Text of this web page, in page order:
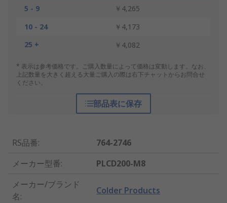
5 - 9
￥4,265
10 - 24
￥4,173
25 +
￥4,082
* 表示は参考価格です。ご購入数量によって価格は変動します。なお、
上記数量を大きく超える大量ご購入の際は右下チャットからお問合せ
ください。
部品表に保存
RS品番:
764-2746
メーカー型番:
PLCD200-M8
メーカー/ブランド
名:
Colder Products